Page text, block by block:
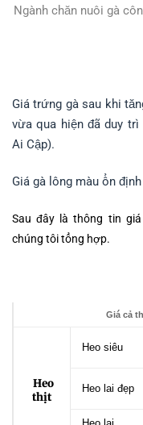
Ngành chăn nuôi gà
Giá trứng gà sau khi
vừa qua hiện đã duy
Ai Cập).
Giá gà lông màu ổn
Sau đây là thông tin
chúng tôi tổng hợp.
Giá cả
Heo
thịt
Heo siêu
Heo lai đẹp